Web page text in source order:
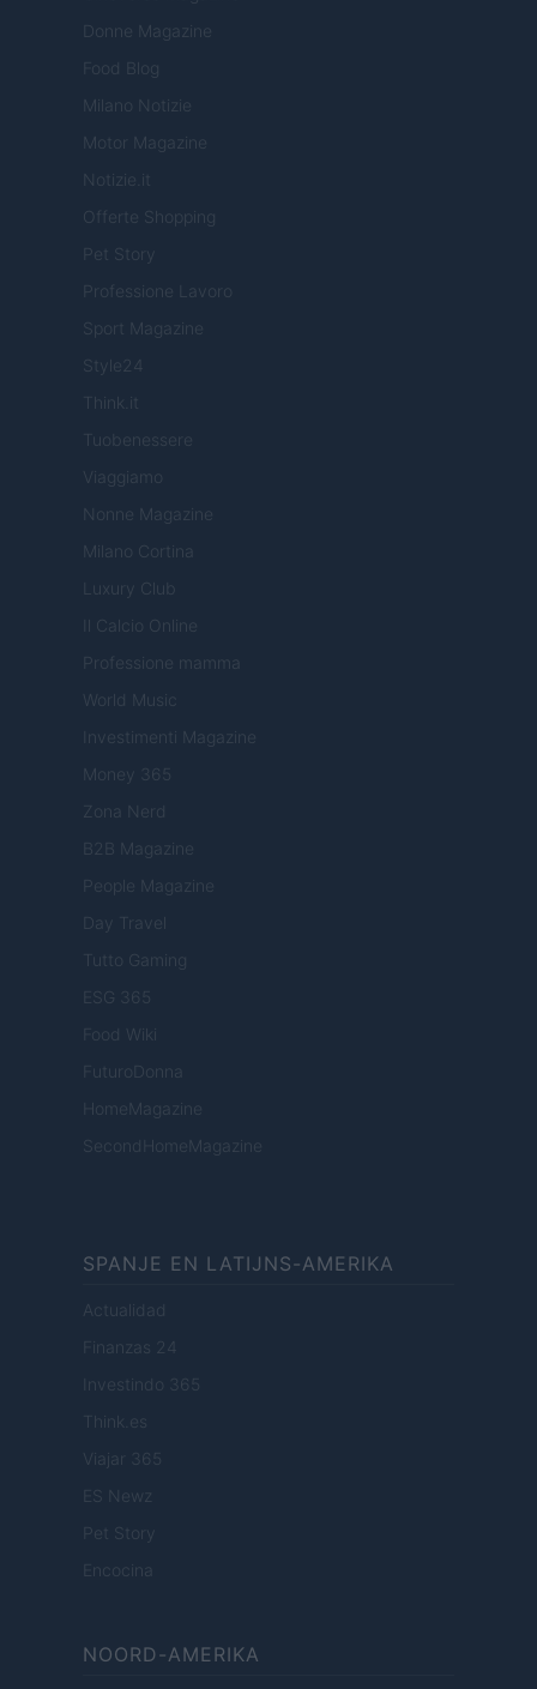
Donne Magazine
Food Blog
Milano Notizie
Motor Magazine
Notizie.it
Offerte Shopping
Pet Story
Professione Lavoro
Sport Magazine
Style24
Think.it
Tuobenessere
Viaggiamo
Nonne Magazine
Milano Cortina
Luxury Club
Il Calcio Online
Professione mamma
World Music
Investimenti Magazine
Money 365
Zona Nerd
B2B Magazine
People Magazine
Day Travel
Tutto Gaming
ESG 365
Food Wiki
FuturoDonna
HomeMagazine
SecondHomeMagazine
SPANJE EN LATIJNS-AMERIKA
Actualidad
Finanzas 24
Investindo 365
Think.es
Viajar 365
ES Newz
Pet Story
Encocina
NOORD-AMERIKA